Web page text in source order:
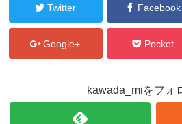
Twitter Facebook
Google+ Pocket
kawada_miをフォ